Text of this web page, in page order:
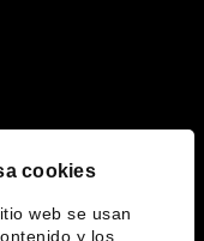
cookies
web se usan
y los